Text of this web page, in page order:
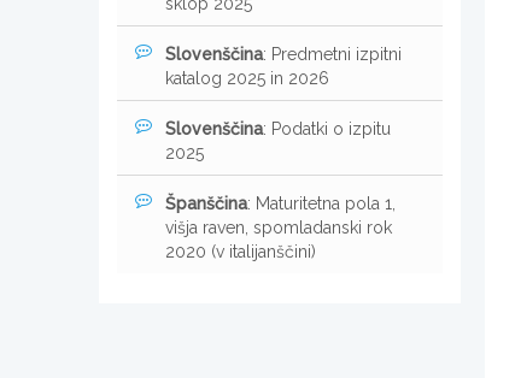
Slovenščina: Predmetni izpitni
katalog 2025 in 2026
Slovenščina: Podatki o izpitu
2025
Španščina: Maturitetna pola 1,
višja raven, spomladanski rok
2020 (v italijanščini)